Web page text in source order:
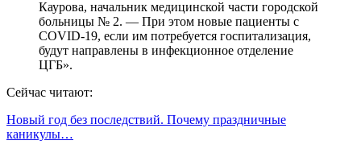
Каурова, начальник медицинской части городской
больницы № 2. — При этом новые пациенты с
COVID-19, если им потребуется госпитализация,
будут направлены в инфекционное отделение
ЦГБ».
Сейчас читают:
Новый год без последствий. Почему праздничные
каникулы…